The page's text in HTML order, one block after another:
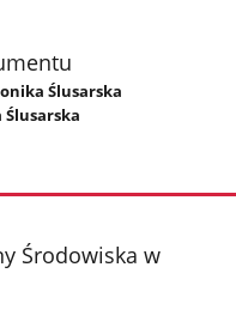
Ślusarska
Środowiska w